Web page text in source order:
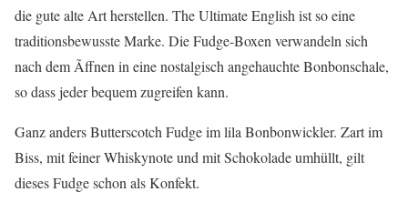
die gute alte Art herstellen. The Ultimate English ist so eine
traditionsbewusste Marke. Die Fudge-Boxen verwandeln sich
nach dem Ãffnen in eine nostalgisch angehauchte Bonbonschale,
so dass jeder bequem zugreifen kann.
Ganz anders Butterscotch Fudge im lila Bonbonwickler. Zart im
Biss, mit feiner Whiskynote und mit Schokolade umhüllt, gilt
dieses Fudge schon als Konfekt.